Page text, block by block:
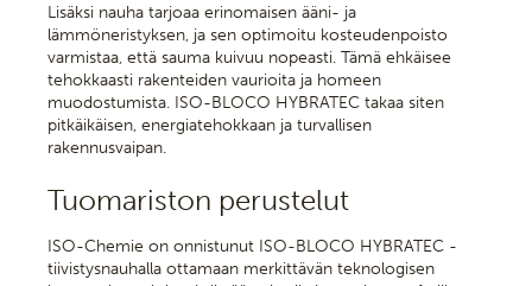
Lisäksi nauha tarjoaa erinomaisen ääni- ja
lämmöneristyksen, ja sen optimoitu kosteudenpoisto
varmistaa, että sauma kuivuu nopeasti. Tämä ehkäisee
tehokkaasti rakenteiden vaurioita ja homeen
muodostumista. ISO-BLOCO HYBRATEC takaa siten
pitkäikäisen, energiatehokkaan ja turvallisen
rakennusvaipan.
Tuomariston perustelut
ISO-Chemie on onnistunut ISO-BLOCO HYBRATEC -
tiivistysnauhalla ottamaan merkittävän teknologisen